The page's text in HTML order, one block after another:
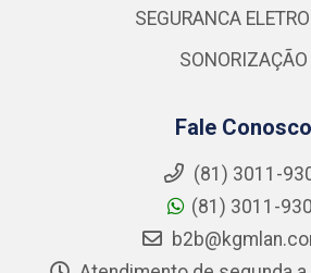
SEGURANCA
SONORIZAÇÃO
Fale Conosco
(81) 3011-
(81) 3011-